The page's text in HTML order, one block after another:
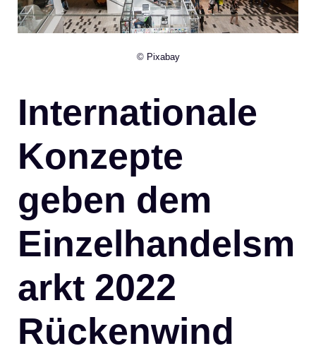
© Pixabay
Internationale
Konzepte
geben dem
Einzelhandelsm
arkt 2022
Rückenwind